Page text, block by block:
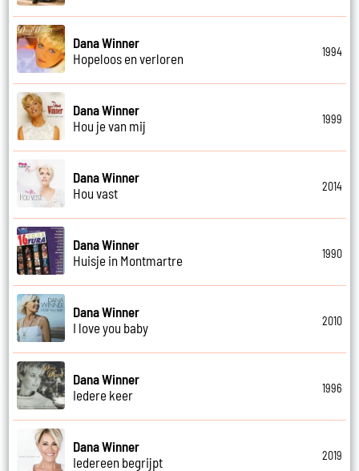
Dana Winner
Hopeloos en verloren
1994
Dana Winner
Hou je van mij
1999
Dana Winner
Hou vast
2014
Dana Winner
Huisje in Montmartre
1990
Dana Winner
I love you baby
2010
Dana Winner
Iedere keer
1996
Dana Winner
Iedereen begrijpt
2019